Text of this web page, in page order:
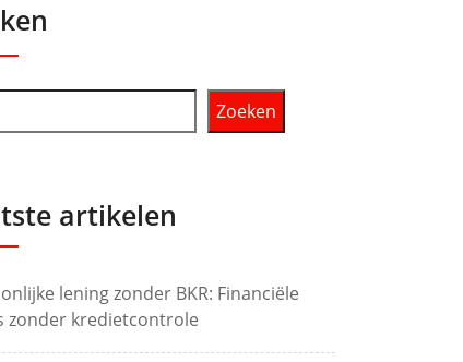
Zoeken
artikelen
lening zonder BKR: Financiële
zonder kredietcontrole